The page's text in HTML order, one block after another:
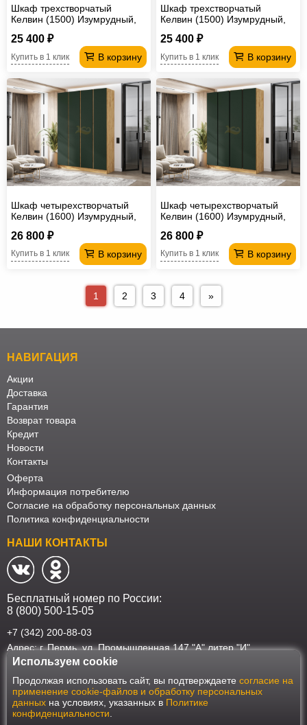
Шкаф трехстворчатый
Келвин (1500) Изумрудный,
25 400 ₽
В корзину
Купить в 1 клик
Шкаф трехстворчатый
Келвин (1500) Изумрудный,
25 400 ₽
В корзину
Купить в 1 клик
Шкаф четырехстворчатый
Келвин (1600) Изумрудный,
26 800 ₽
В корзину
Купить в 1 клик
Шкаф четырехстворчатый
Келвин (1600) Изумрудный,
26 800 ₽
В корзину
Купить в 1 клик
1 2 3 4 »
НАВИГАЦИЯ
Акции
Доставка
Гарантия
Возврат товара
Кредит
Новости
Контакты
Оферта
Информация потребителю
Согласие на обработку персональных данных
Политика конфиденциальности
НАШИ КОНТАКТЫ
Бесплатный номер по России:
8 (800) 500-15-05
+7 (342) 200-88-03
Адрес: г. Пермь, ул. Промышленная 147 "А" литер "И"
Наш интернет-магазин работает в соответствии с требованиями
Федерального закона от 27 июля 2006 года №152-ФЗ "О персональных
данных". Оформить заказ на сайте Мебеласка возможно только при
наличии согласия на обработку Ваших персональных данных. Для
улучшения работы сайта и его взаимодействия с пользователями мы
Используем cookie
Продолжая использовать сайт, вы подтверждаете согласие на
применение cookie-файлов и обработку персональных
данных на условиях, указанных в Политике
конфиденциальности